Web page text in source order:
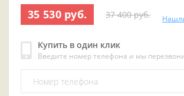
35 530 руб. 37 400 руб.
Купить в один клик
Введите номер телефона и мы